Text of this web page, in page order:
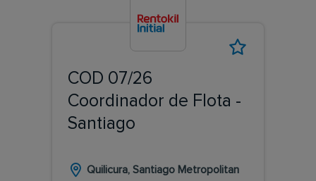
COD 07/26
Coordinador de Flota -
Santiago
Quilicura, Santiago Metropolitan